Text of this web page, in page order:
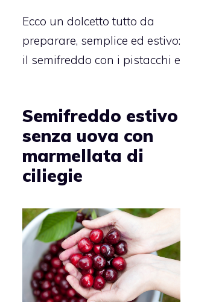
Ecco un dolcetto tutto da
preparare, semplice ed estivo:
il semifreddo con i pistacchi e
Semifreddo estivo
senza uova con
marmellata di
ciliegie